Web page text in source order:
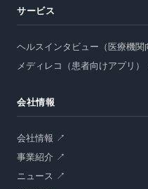
サービス
ヘルスインタビュー（医療機関
メディレコ（患者向けアプリ
会社情報
会社情報 ↗
事業紹介 ↗
ニュース ↗